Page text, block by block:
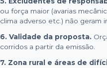
ou força maior (avarias
clima adverso etc.) não geram
6. Validade da proposta.
corridos a partir da emissão.
7. Zona rural e áreas de